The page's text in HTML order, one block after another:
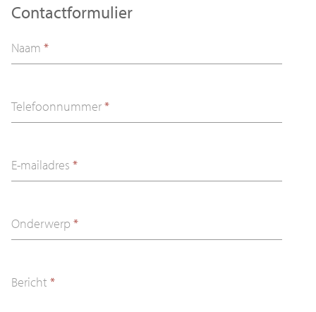
Contactformulier
Naam *
Telefoonnummer*
E-mailadres *
Onderwerp *
Bericht *